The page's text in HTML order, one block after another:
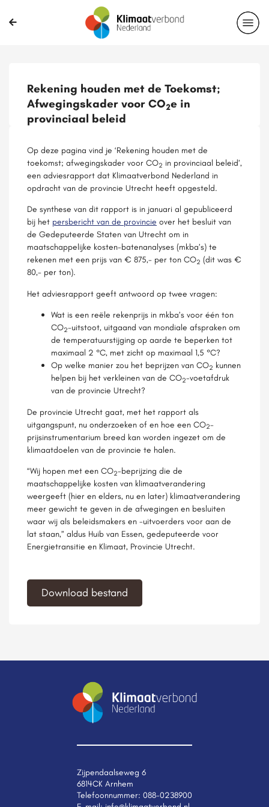
Rekening houden met de Toekomst;
Afwegingskader voor CO2e in
provinciaal beleid
Op deze pagina vind je ‘Rekening houden met de
toekomst; afwegingskader voor CO2 in provinciaal beleid’,
een adviesrapport dat Klimaatverbond Nederland in
opdracht van de provincie Utrecht heeft opgesteld.
De synthese van dit rapport is in januari al gepubliceerd
bij het persbericht van de provincie over het besluit van
de Gedeputeerde Staten van Utrecht om in
maatschappelijke kosten-batenanalyses (mkba’s) te
rekenen met een prijs van € 875,- per ton CO2 (dit was €
80,- per ton).
Het adviesrapport geeft antwoord op twee vragen:
Wat is een reële rekenprijs in mkba’s voor één ton
CO2-uitstoot, uitgaand van mondiale afspraken om
de temperatuurstijging op aarde te beperken tot
maximaal 2 °C, met zicht op maximaal 1,5 °C?
Op welke manier zou het beprijzen van CO2 kunnen
helpen bij het verkleinen van de CO2-voetafdruk
van de provincie Utrecht?
De provincie Utrecht gaat, met het rapport als
uitgangspunt, nu onderzoeken of en hoe een CO2-
prijsinstrumentarium breed kan worden ingezet om de
klimaatdoelen van de provincie te halen.
“Wij hopen met een CO2-beprijzing die de
maatschappelijke kosten van klimaatverandering
weergeeft (hier en elders, nu en later) klimaatverandering
meer gewicht te geven in de afwegingen en besluiten
waar wij als beleidsmakers en -uitvoerders voor aan de
lat staan,” aldus Huib van Essen, gedeputeerde voor
Energietransitie en Klimaat, Provincie Utrecht.
Download bestand
Zijpendaalseweg 6
6814CK Arnhem
Telefoonnummer: 088-0238900